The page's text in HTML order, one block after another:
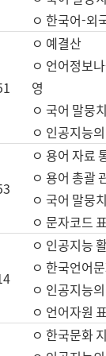
ㅇ 한국어-외
ㅇ 예결산
ㅇ 언어정보
영
ㅇ 국어 말뭉
ㅇ 인공지능
ㅇ 용어 자료
ㅇ 용어 총괄
ㅇ 국어 말뭉
ㅇ 문자코드
ㅇ 인공지능
ㅇ 한국언어
ㅇ 인공지능
ㅇ 언어자원
ㅇ 한국문화